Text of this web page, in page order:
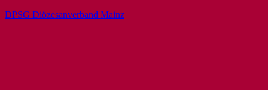
DPSG Diözesanverband Mainz